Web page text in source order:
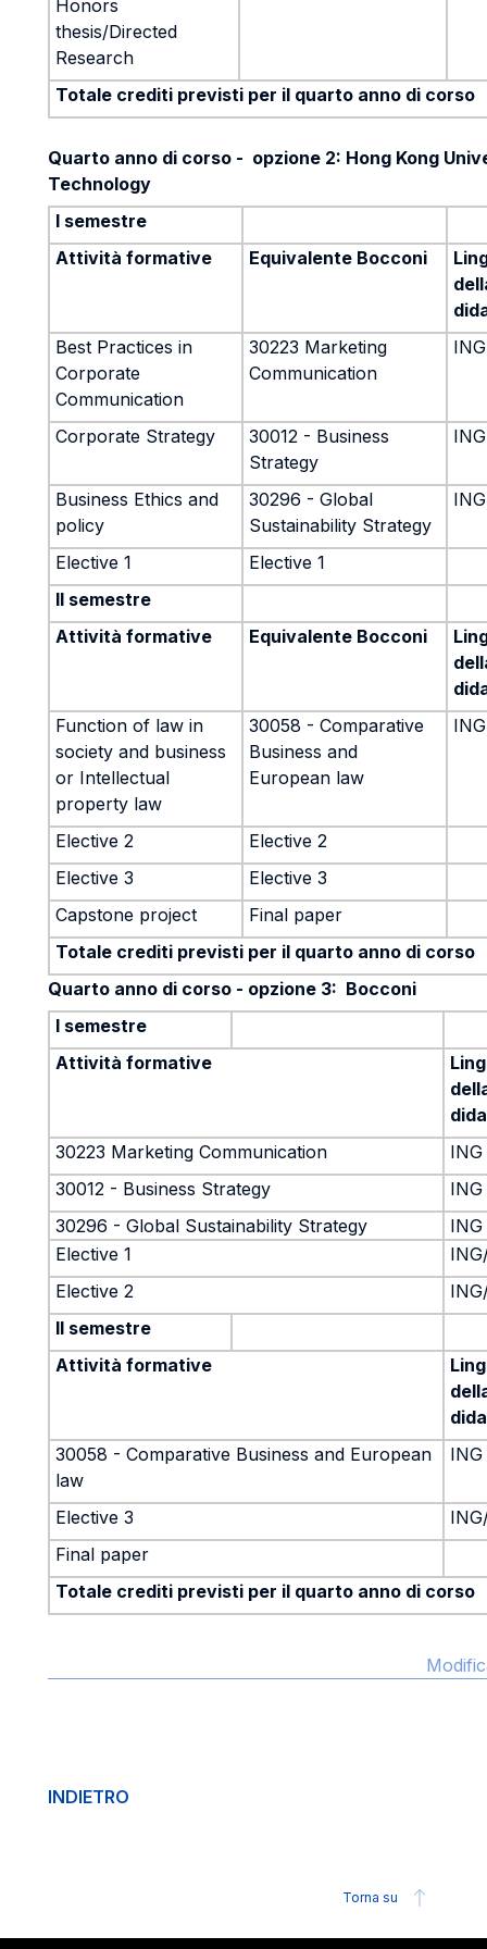
Honors
thesis/Directed
Research
Totale crediti previsti per il quarto anno di corso
Quarto anno di corso - opzione 2: Hong Kong
Technology
I semestre
Attività formative
Equivalente Bocconi
Best Practices in
Corporate
Communication
30223 Marketing
Communication
ING
Corporate Strategy
30012 - Business
Strategy
ING
Business Ethics and
policy
30296 - Global
Sustainability Strategy
ING
Elective 1
Elective 1
II semestre
Attività formative
Equivalente Bocconi
Function of law in
society and business
or Intellectual
property law
30058 - Comparative
Business and
European law
ING
Elective 2
Elective 2
Elective 3
Elective 3
Capstone project
Final paper
Totale crediti previsti per il quarto anno di corso
Quarto anno di corso - opzione 3: Bocconi
I semestre
Attività formative
30223 Marketing Communication
ING
30012 - Business Strategy
ING
30296 - Global Sustainability Strategy
ING
Elective 1
Elective 2
II semestre
Attività formative
30058 - Comparative Business and European
law
ING
Elective 3
Final paper
Totale crediti previsti per il quarto anno di corso
INDIETRO
Torna su